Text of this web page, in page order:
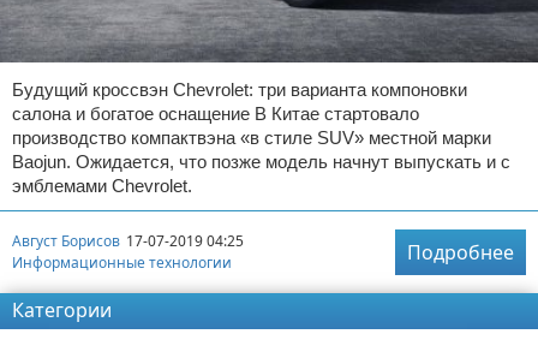
Будущий кроссвэн Chevrolet: три варианта компоновки
салона и богатое оснащение В Китае стартовало
производство компактвэна «в стиле SUV» местной марки
Baojun. Ожидается, что позже модель начнут выпускать и с
эмблемами Chevrolet.
Август Борисов 17-07-2019 04:25
Информационные технологии
Подробнее
Категории